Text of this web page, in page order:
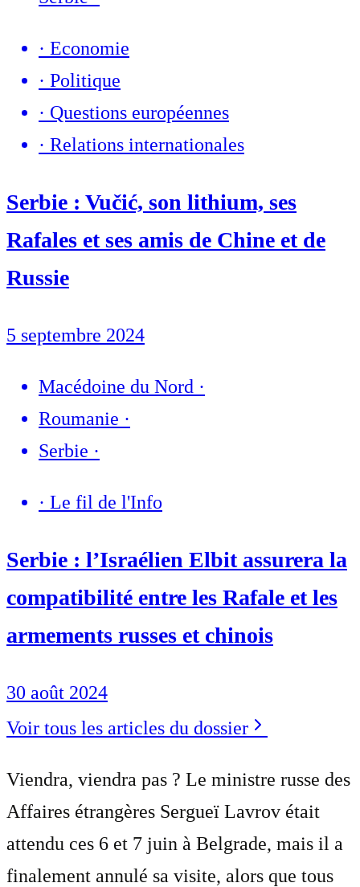
· Economie
· Politique
· Questions européennes
· Relations internationales
Serbie : Vučić, son lithium, ses
Rafales et ses amis de Chine et de
Russie
5 septembre 2024
Macédoine du Nord ·
Roumanie ·
Serbie ·
· Le fil de l'Info
Serbie : l’Israélien Elbit assurera la
compatibilité entre les Rafale et les
armements russes et chinois
30 août 2024
Voir tous les articles du dossier
Viendra, viendra pas ? Le ministre russe des
Affaires étrangères Sergueï Lavrov était
attendu ces 6 et 7 juin à Belgrade, mais il a
finalement annulé sa visite, alors que tous